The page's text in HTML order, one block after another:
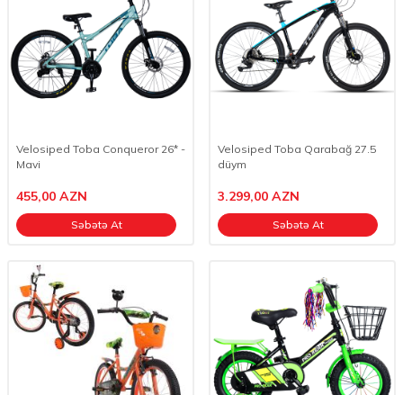
Velosiped Toba Conqueror 26* -
Mavi
455,00 AZN
Səbətə At
Velosiped Toba Qarabağ 27.5
düym
3.299,00 AZN
Səbətə At